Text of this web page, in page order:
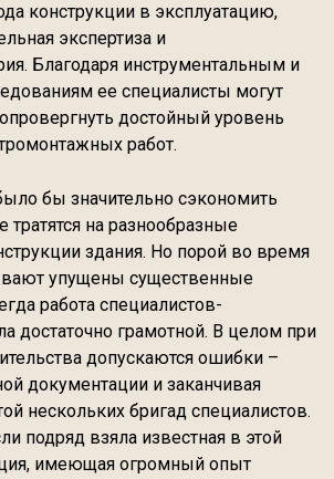
конструкции в эксплуатацию,
экспертиза и
Благодаря инструментальным и
ее специалисты могут
достойный уровень
работ.
бы значительно сэкономить
тратятся на разнообразные
здания. Но порой во время
упущены существенные
работа специалистов-
достаточно грамотной. В целом при
допускаются ошибки –
документации и заканчивая
нескольких бригад специалистов.
подряд взяла известная в этой
имеющая огромный опыт